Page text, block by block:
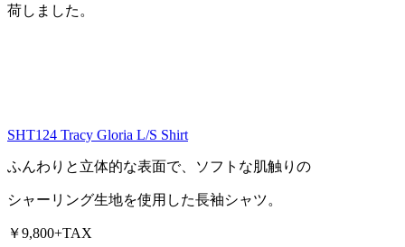
荷しました。
SHT124 Tracy Gloria L/S Shirt
ふんわりと立体的な表面で、ソフトな肌触りの
シャーリング生地を使用した長袖シャツ。
￥9,800+TAX